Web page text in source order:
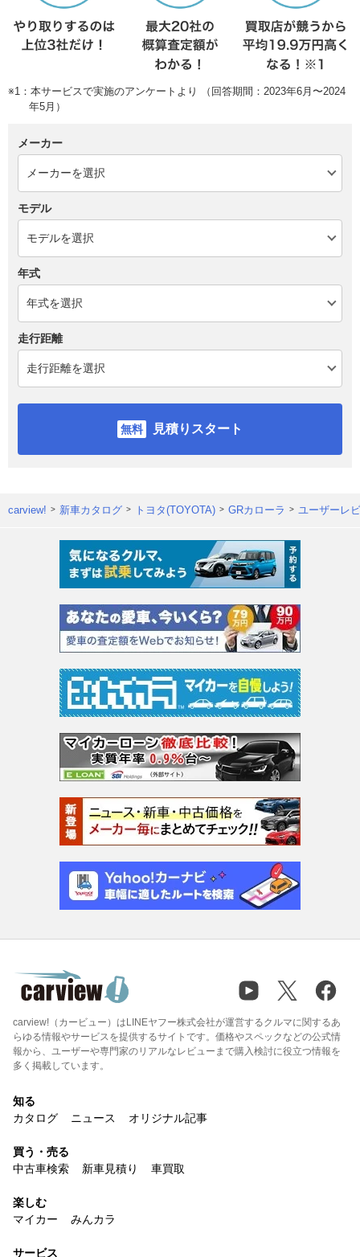
※1：本サービスで実施のアンケートより （回答期間：2023年6月〜2024
年5月）
メーカー
モデル
年式
走行距離
見積りスタート
carview! 新車カタログ トヨタ(TOYOTA) GRカローラ ユーザーレ
carview!（カービュー）はLINEヤフー株式会社が運営するクルマに関するあ
らゆる情報やサービスを提供するサイトです。価格やスペックなどの公式情
報から、ユーザーや専門家のリアルなレビューまで購入検討に役立つ情報を
多く掲載しています。
知る
カタログ
ニュース オリジナル記事
買う・売る
中古車検索
新車見積り 車買取
楽しむ
マイカー
みんカラ
サービス